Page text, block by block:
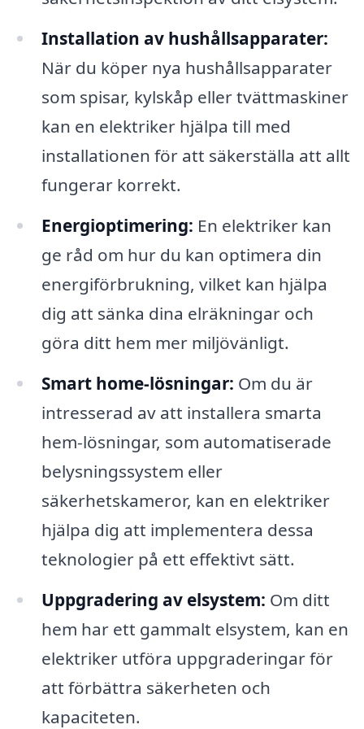
Installation av hushållsapparater:
När du köper nya hushållsapparater
som spisar, kylskåp eller tvättmaskiner
kan en elektriker hjälpa till med
installationen för att säkerställa att allt
fungerar korrekt.
Energioptimering: En elektriker kan
ge råd om hur du kan optimera din
energiförbrukning, vilket kan hjälpa
dig att sänka dina elräkningar och
göra ditt hem mer miljövänligt.
Smart home-lösningar: Om du är
intresserad av att installera smarta
hem-lösningar, som automatiserade
belysningssystem eller
säkerhetskameror, kan en elektriker
hjälpa dig att implementera dessa
teknologier på ett effektivt sätt.
Uppgradering av elsystem: Om ditt
hem har ett gammalt elsystem, kan en
elektriker utföra uppgraderingar för
att förbättra säkerheten och
kapaciteten.